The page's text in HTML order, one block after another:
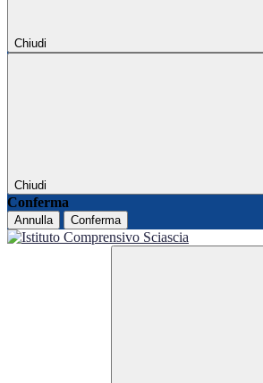
Chiudi
Chiudi
Conferma
Annulla Conferma